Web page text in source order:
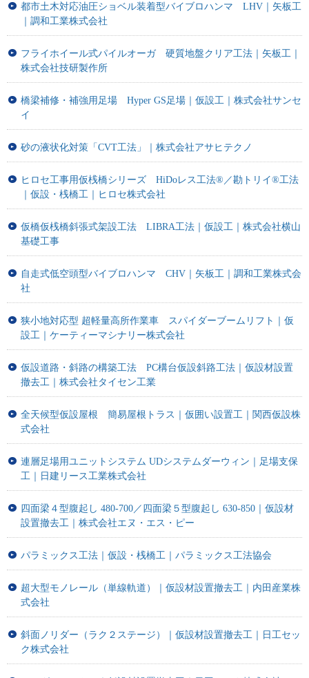
都市土木対応油圧ショベル装着型バイブロハンマ LHV｜矢板工
｜調和工業株式会社
フライホイール式パイルオーガ 硬質地盤クリア工法｜矢板工｜
株式会社技研製作所
橋梁補修・補強用足場 Hyper GS足場｜仮設工｜株式会社サンセ
イ
砂の液状化対策「CVT工法」｜株式会社アサヒテクノ
ヒロセ工事用仮桟橋シリーズ HiDoレス工法®／勘トリイ®工法
｜仮設・桟橋工｜ヒロセ株式会社
仮橋仮桟橋斜張式架設工法 LIBRA工法｜仮設工｜株式会社横山
基礎工事
自走式低空頭型バイブロハンマ CHV｜矢板工｜調和工業株式会
社
狭小地対応型 超軽量高所作業車 スパイダーブームリフト｜仮
設工｜ケーティーマシナリー株式会社
仮設道路・斜路の構築工法 PC構台仮設斜路工法｜仮設材設置
撤去工｜株式会社タイセン工業
全天候型仮設屋根 簡易屋根トラス｜仮囲い設置工｜関西仮設株
式会社
連層足場用ユニットシステム UDシステムダーウィン｜足場支保
工｜日建リース工業株式会社
四面梁４型腹起し 480-700／四面梁５型腹起し 630-850｜仮設材
設置撤去工｜株式会社エヌ・エス・ピー
パラミックス工法｜仮設・桟橋工｜パラミックス工法協会
超大型モノレール（単線軌道）｜仮設材設置撤去工｜内田産業株
式会社
斜面ノリダー（ラク２ステージ）｜仮設材設置撤去工｜日工セッ
ク株式会社